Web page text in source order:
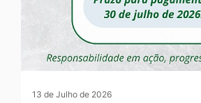
13 de Julho de 2026